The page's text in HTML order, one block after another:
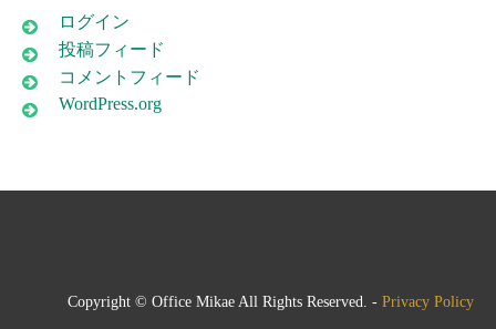
ログイン
投稿フィード
コメントフィード
WordPress.org
Copyright © Office Mikae All Rights Reserved. - Privacy Policy